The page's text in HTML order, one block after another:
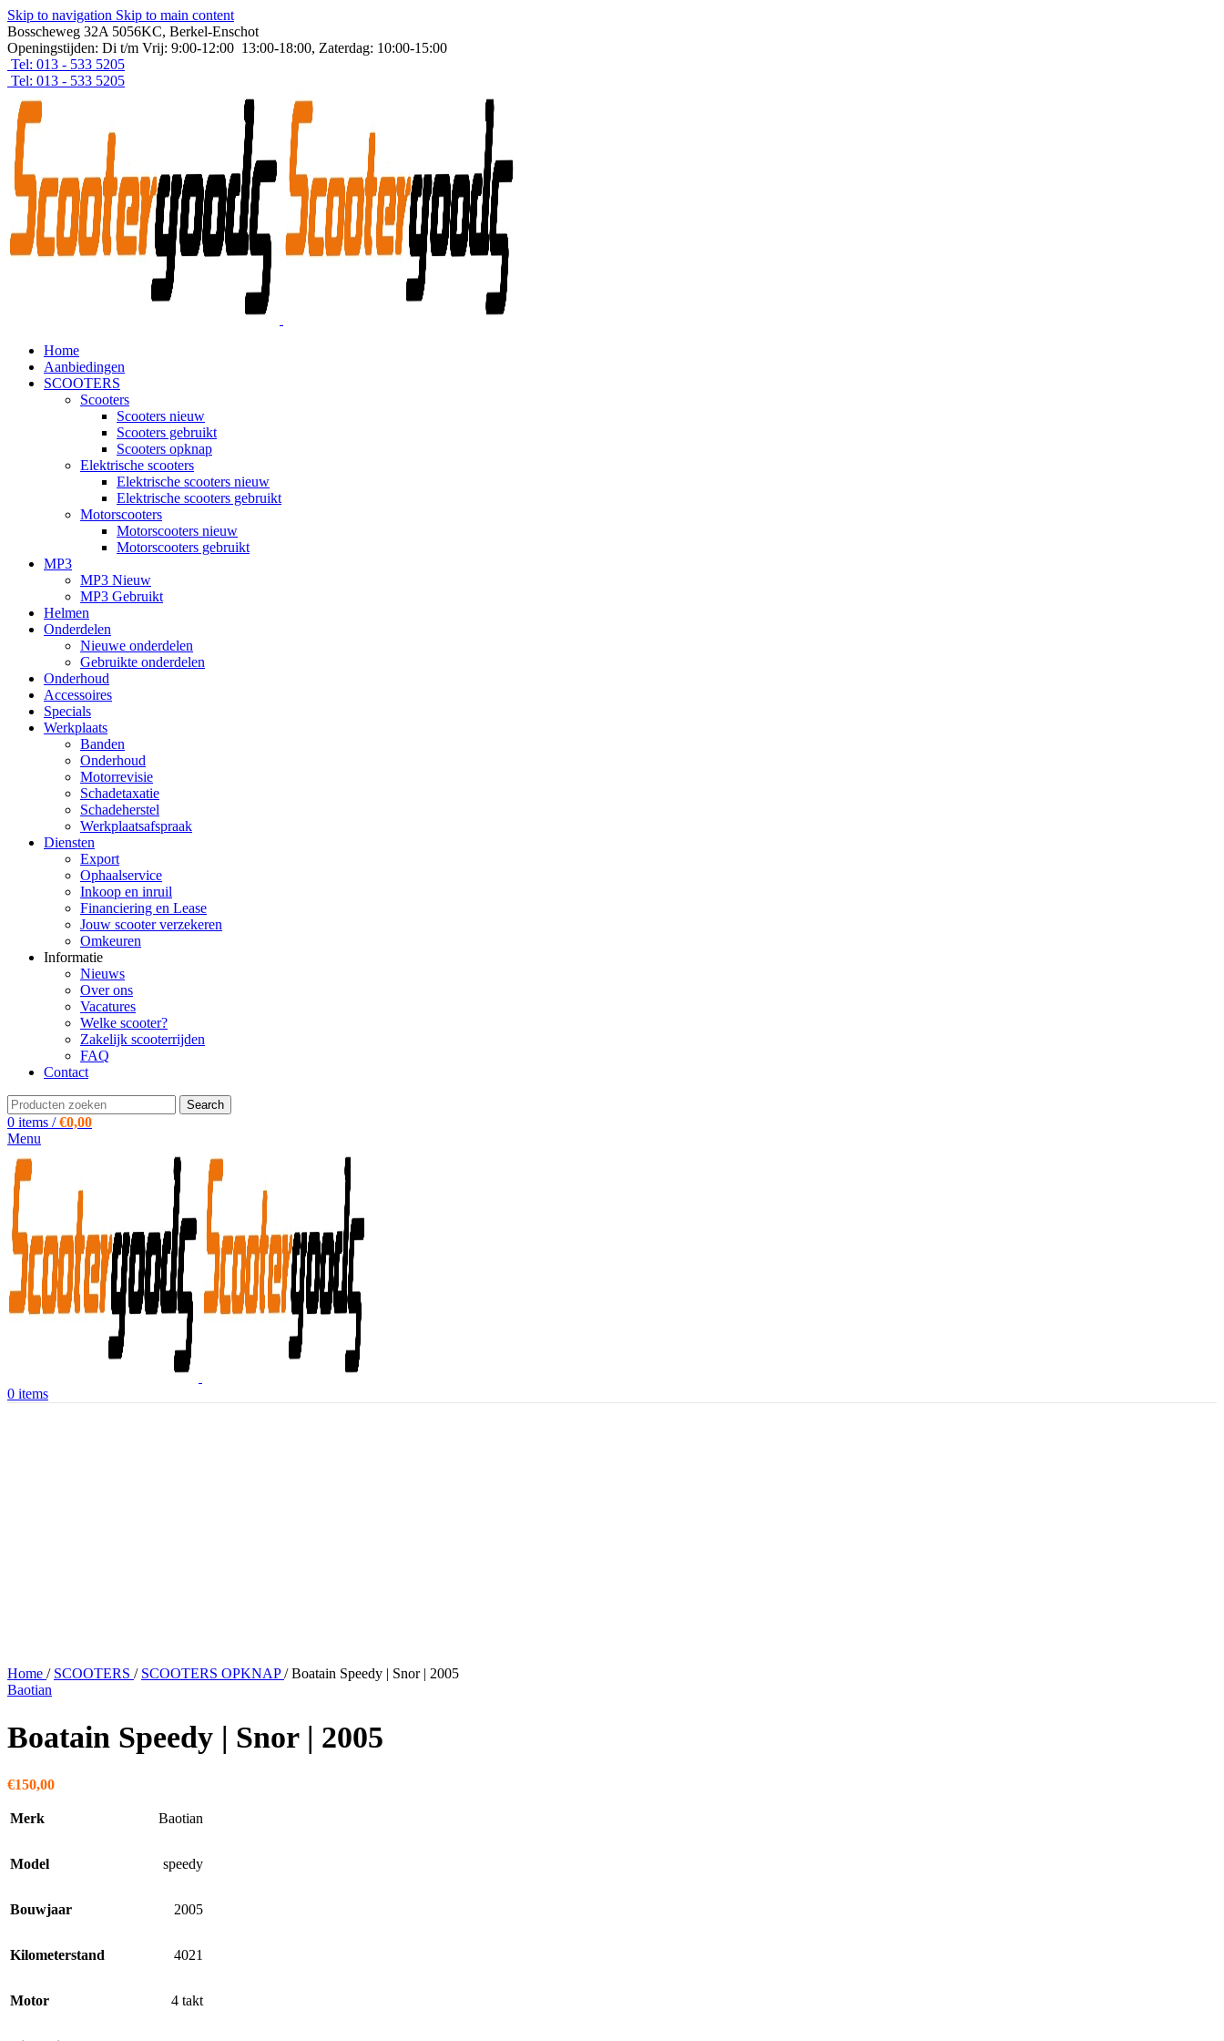
Skip to navigation Skip to main content
Bosscheweg 32A 5056KC, Berkel-Enschot
Openingstijden: Di t/m Vrij: 9:00-12:00 13:00-18:00, Zaterdag: 10:00-15:00
Tel: 013 - 533 5205
Tel: 013 - 533 5205
Home
Aanbiedingen
SCOOTERS
Scooters
Scooters nieuw
Scooters gebruikt
Scooters opknap
Elektrische scooters
Elektrische scooters nieuw
Elektrische scooters gebruikt
Motorscooters
Motorscooters nieuw
Motorscooters gebruikt
MP3
MP3 Nieuw
MP3 Gebruikt
Helmen
Onderdelen
Nieuwe onderdelen
Gebruikte onderdelen
Onderhoud
Accessoires
Specials
Werkplaats
Banden
Onderhoud
Motorrevisie
Schadetaxatie
Schadeherstel
Werkplaatsafspraak
Diensten
Export
Ophaalservice
Inkoop en inruil
Financiering en Lease
Jouw scooter verzekeren
Omkeuren
Informatie
Nieuws
Over ons
Vacatures
Welke scooter?
Zakelijk scooterrijden
FAQ
Contact
Search
0 items / €0,00
Menu
0 items
Home / SCOOTERS / SCOOTERS OPKNAP/ Boatain Speedy | Snor | 2005
Baotian
Boatain Speedy | Snor | 2005
€150,00
Merk Baotian
Model speedy
Bouwjaar 2005
Kilometerstand 4021
Motor 4 takt